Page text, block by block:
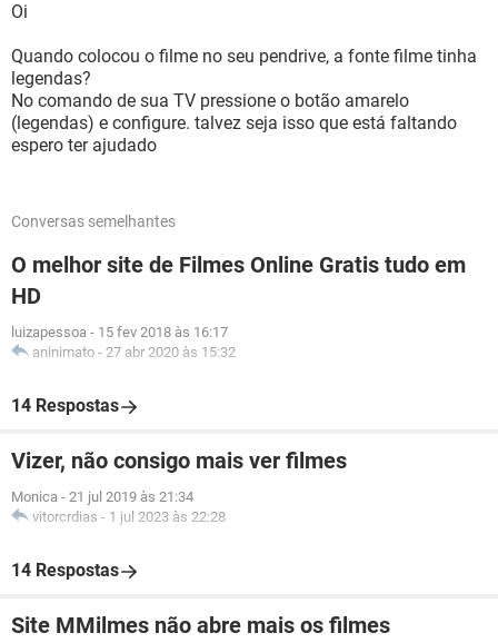
Oi
Quando colocou o filme no seu pendrive, a fonte filme tinha
legendas?
No comando de sua TV pressione o botão amarelo
(legendas) e configure. talvez seja isso que está faltando
espero ter ajudado
Conversas semelhantes
O melhor site de Filmes Online Gratis tudo em
HD
luizapessoa - 15 fev 2018 às 16:17
aninimato - 27 abr 2020 às 15:32
14 Respostas
Vizer, não consigo mais ver filmes
Monica - 21 jul 2019 às 21:34
vitorcrdias - 1 jul 2023 às 22:28
14 Respostas
Site MMilmes não abre mais os filmes